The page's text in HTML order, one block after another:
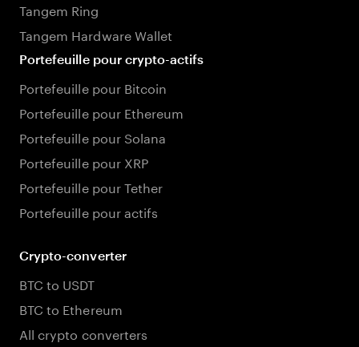
Tangem Ring
Tangem Hardware Wallet
Portefeuille pour crypto-actifs
Portefeuille pour Bitcoin
Portefeuille pour Ethereum
Portefeuille pour Solana
Portefeuille pour XRP
Portefeuille pour Tether
Portefeuille pour actifs
Crypto-converter
BTC to USDT
BTC to Ethereum
All crypto converters